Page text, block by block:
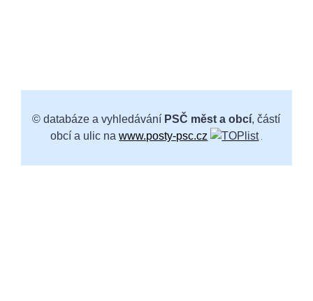
© databáze a vyhledávání PSČ měst a obcí, částí
obcí a ulic nawww.posty-psc.cz